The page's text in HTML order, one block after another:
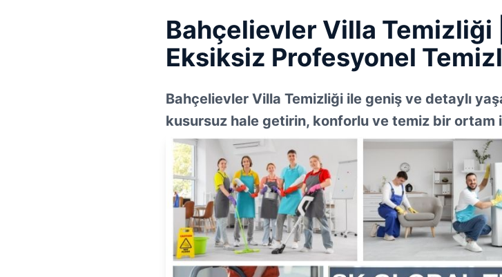
Bahçelievler Villa Temizliği
Eksiksiz Profesyonel
Bahçelievler Villa Temizliği ile geniş ve detaylı
kusursuz hale getirin, konforlu ve temiz bir ortam